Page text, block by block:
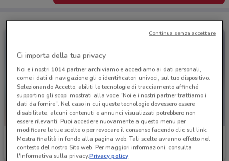
Wellcome
Scade il 31/08 3.2 km
Gamelife
Scade il 12/11
Ci importa della tua privacy
Noi e i nostri 1014partner archiviamo e accediamo ai dati personali,
come i dati di navigazione gli o identificatori univoci, sul tuo dispositivo.
Selezionando Accetto, abiliti le tecnologie di tracciamento affinché
supportino gli scopi mostrati alla voce "Noi e i nostri partner trattiamo i
dati da fornire". Nel caso in cui queste tecnologie dovessero essere
disabilitate, alcuni contenuti e annunci visualizzati potrebbero non
essere rilevanti. Puoi accedere nuovamente a questo menu per
modificare le tue scelte o per revocare il consenso facendo clic sul link
Mostra finalità in fondo alla pagina web. Tali scelte avranno effetto nel
contesto del nostro Sito web. Per maggiori informazioni, consulta
l'Informativa sulla privacy.Privacy policy
Continua senza accettare